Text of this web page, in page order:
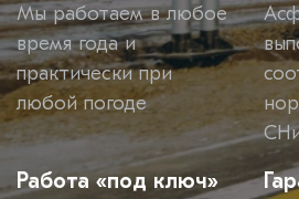
Мы работаем в любое
время года и
практически при
любой погоде
Работа «под ключ»